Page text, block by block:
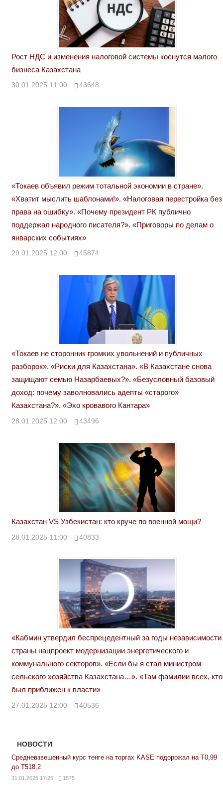
Рост НДС и изменения налоговой системы коснутся малого
бизнеса Казахстана
30.01.2025 11:00 43648
«Токаев объявил режим тотальной экономии в стране».
«Хватит мыслить шаблонами!». «Налоговая перестройка без
права на ошибку». «Почему президент РК публично
поддержал народного писателя?». «Приговоры по делам о
январских событиях»
29.01.2025 12:00 45874
«Токаев не сторонник громких увольнений и публичных
разборок». «Риски для Казахстана». «В Казахстане снова
защищают семью Назарбаевых?». «Безусловный базовый
доход: почему заволновались адепты «старого»
Казахстана?». «Эхо кровавого Кантара»
28.01.2025 12:00 43496
Казахстан VS Узбекистан: кто круче по военной мощи?
28.01.2025 11:00 40833
«Кабмин утвердил беспрецедентный за годы независимости
страны нацпроект модернизации энергетического и
коммунального секторов». «Если бы я стал министром
сельского хозяйства Казахстана…». «Там фамилии всех, кто
был приближен к власти»
27.01.2025 12:00 40536
НОВОСТИ
Средневзвешенный курс тенге на торгах KASE подорожал на Т0,99
до Т518,2
31.01.2025 17:25 1575